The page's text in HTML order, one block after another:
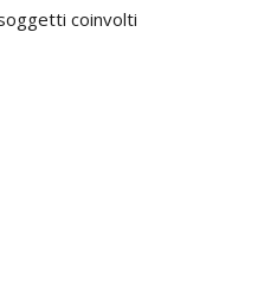
coinvolti